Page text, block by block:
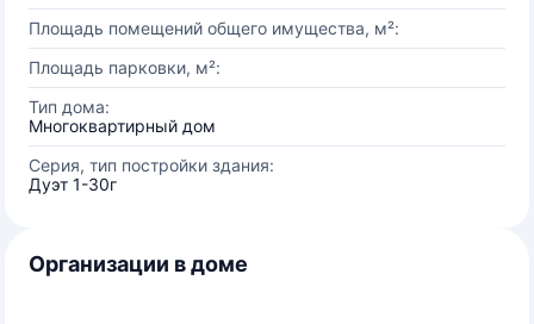
Площадь помещений общего имущества, м²:
Площадь парковки, м²:
Тип дома:
Многоквартирный дом
Серия, тип постройки здания:
Дуэт 1-30г
Организации в доме